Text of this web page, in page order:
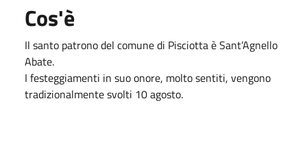
Cos'è
Il santo patrono del comune di Pisciotta è Sant’Agnello
Abate.
I festeggiamenti in suo onore, molto sentiti, vengono
tradizionalmente svolti 10 agosto.